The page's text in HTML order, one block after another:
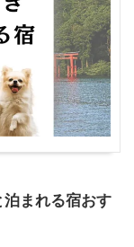
泊まれる宿おす